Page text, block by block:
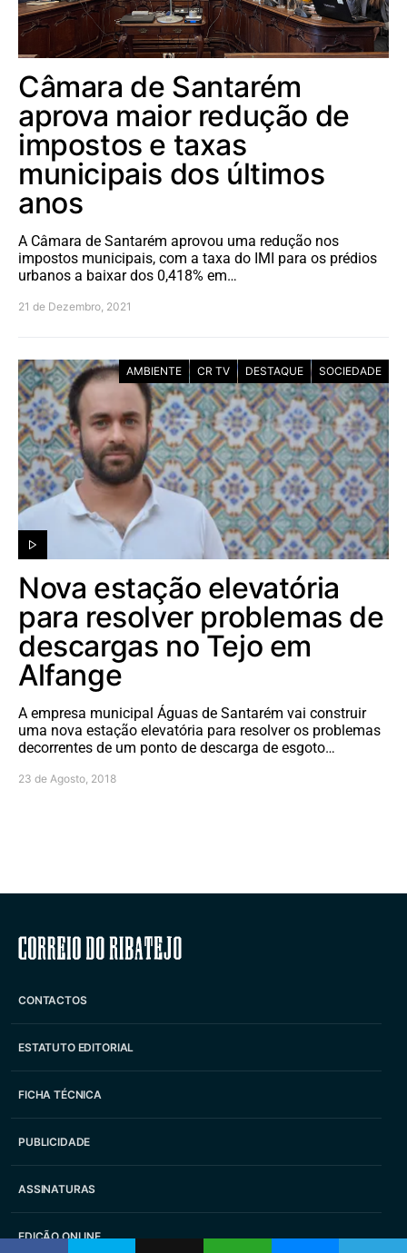
Câmara de Santarém
aprova maior redução de
impostos e taxas
municipais dos últimos
anos
A Câmara de Santarém aprovou uma redução nos
impostos municipais, com a taxa do IMI para os prédios
urbanos a baixar dos 0,418% em…
21 de Dezembro, 2021
AMBIENTE CR TV DESTAQUE SOCIEDADE
Nova estação elevatória
para resolver problemas de
descargas no Tejo em
Alfange
A empresa municipal Águas de Santarém vai construir
uma nova estação elevatória para resolver os problemas
decorrentes de um ponto de descarga de esgoto…
23 de Agosto, 2018
Correio do Ribatejo
CONTACTOS
ESTATUTO EDITORIAL
FICHA TÉCNICA
PUBLICIDADE
ASSINATURAS
EDIÇÃO ONLINE